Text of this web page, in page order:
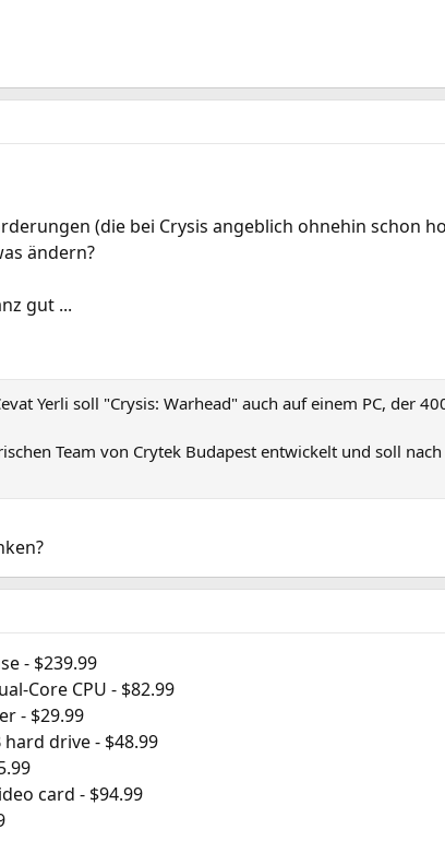
(die bei Crysis angeblich ohnehin schon
ändern?
gut ...
Yerli soll "Crysis: Warhead" auch auf einem PC, der
Team von Crytek Budapest entwickelt und soll
- $239.99
Core CPU - $82.99
- $29.99
drive - $48.99
card - $94.99